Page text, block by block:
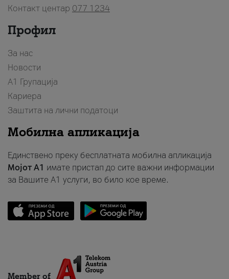
Контакт центар 077 1234
Профил
За нас
Новости
А1 Групација
Кариера
Заштита на лични податоци
Мобилна апликација
Единствено преку бесплатната мобилна апликација
Мојот A1 имате пристап до сите важни информации
за Вашите A1 услуги, во било кое време.
Member of